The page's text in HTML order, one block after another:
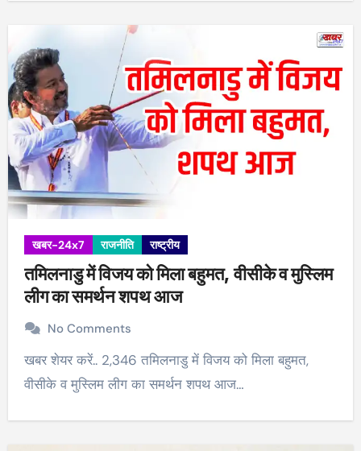
खबर-24x7 राजनीति राष्ट्रीय
तमिलनाडु में विजय को मिला बहुमत, वीसीके व मुस्लिम
लीग का समर्थन शपथ आज
No Comments
खबर शेयर करें.. 2,346 तमिलनाडु में विजय को मिला बहुमत,
वीसीके व मुस्लिम लीग का समर्थन शपथ आज…